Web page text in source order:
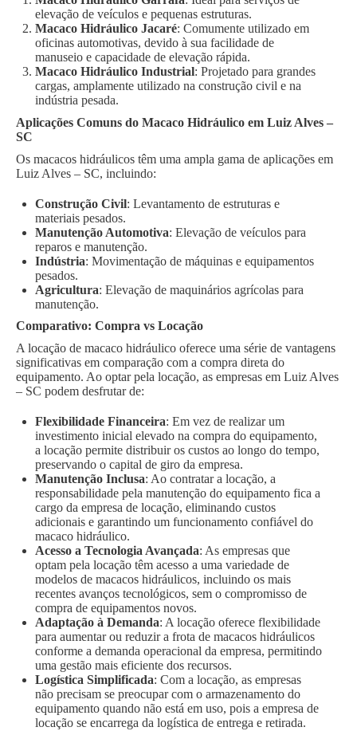
elevação de veículos e pequenas estruturas.
Macaco Hidráulico Jacaré: Comumente utilizado em
oficinas automotivas, devido à sua facilidade de
manuseio e capacidade de elevação rápida.
Macaco Hidráulico Industrial: Projetado para grandes
cargas, amplamente utilizado na construção civil e na
indústria pesada.
Aplicações Comuns do Macaco Hidráulico em Luiz Alves –
SC
Os macacos hidráulicos têm uma ampla gama de aplicações em
Luiz Alves – SC, incluindo:
Construção Civil: Levantamento de estruturas e
materiais pesados.
Manutenção Automotiva: Elevação de veículos para
reparos e manutenção.
Indústria: Movimentação de máquinas e equipamentos
pesados.
Agricultura: Elevação de maquinários agrícolas para
manutenção.
Comparativo: Compra vs Locação
A locação de macaco hidráulico oferece uma série de vantagens
significativas em comparação com a compra direta do
equipamento. Ao optar pela locação, as empresas em Luiz Alves
– SC podem desfrutar de:
Flexibilidade Financeira: Em vez de realizar um
investimento inicial elevado na compra do equipamento,
a locação permite distribuir os custos ao longo do tempo,
preservando o capital de giro da empresa.
Manutenção Inclusa: Ao contratar a locação, a
responsabilidade pela manutenção do equipamento fica a
cargo da empresa de locação, eliminando custos
adicionais e garantindo um funcionamento confiável do
macaco hidráulico.
Acesso a Tecnologia Avançada: As empresas que
optam pela locação têm acesso a uma variedade de
modelos de macacos hidráulicos, incluindo os mais
recentes avanços tecnológicos, sem o compromisso de
compra de equipamentos novos.
Adaptação à Demanda: A locação oferece flexibilidade
para aumentar ou reduzir a frota de macacos hidráulicos
conforme a demanda operacional da empresa, permitindo
uma gestão mais eficiente dos recursos.
Logística Simplificada: Com a locação, as empresas
não precisam se preocupar com o armazenamento do
equipamento quando não está em uso, pois a empresa de
locação se encarrega da logística de entrega e retirada.